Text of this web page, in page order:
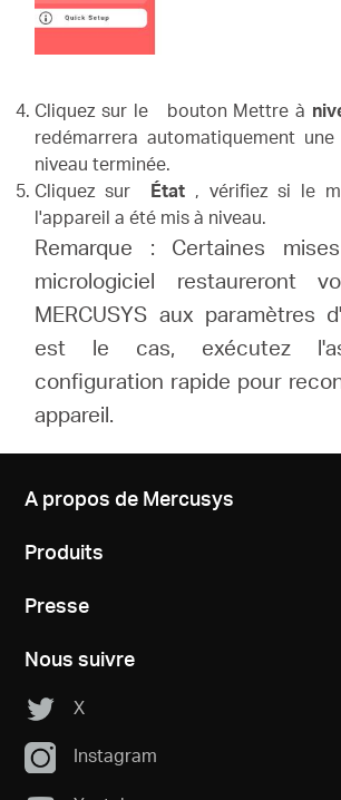
Cliquez sur le bouton Mettre à
redémarrera automatiquement
niveau terminée.
Cliquez sur État , vérifiez si le
l'appareil a été mis à niveau.
Remarque : Certaines
micrologiciel restaureront
MERCUSYS aux paramètres
est le cas, exécutez
configuration rapide pour
appareil.
A propos de Mercusys
Produits
Presse
Nous suivre
X
Instagram